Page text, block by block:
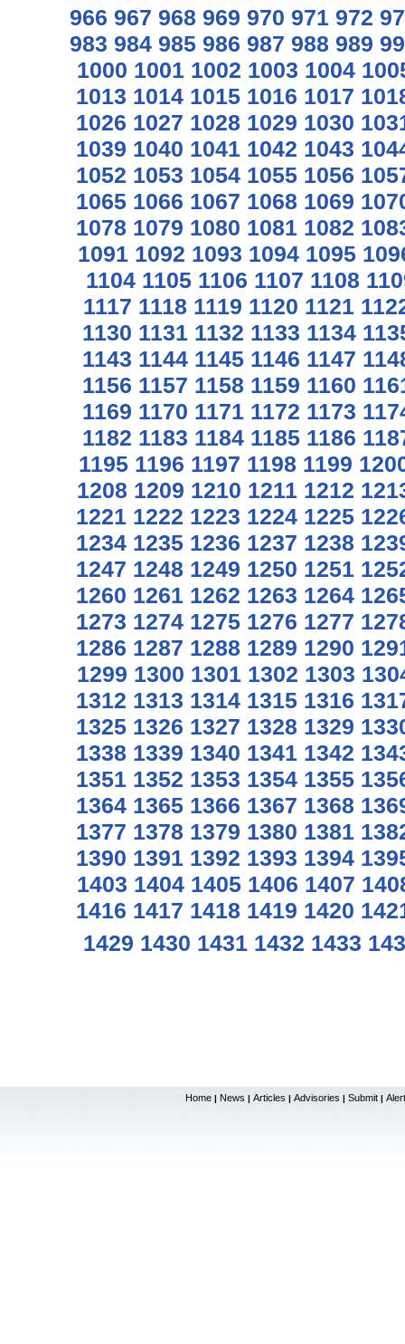
966 967 968 969 970 971 972
983 984 985 986 987 988 989
1000 1001 1002 1003 1004
1013 1014 1015 1016 1017
1026 1027 1028 1029 1030
1039 1040 1041 1042 1043
1052 1053 1054 1055 1056
1065 1066 1067 1068 1069
1078 1079 1080 1081 1082
1091 1092 1093 1094 1095
1104 1105 1106 1107 1108
1117 1118 1119 1120 1121
1130 1131 1132 1133 1134
1143 1144 1145 1146 1147
1156 1157 1158 1159 1160
1169 1170 1171 1172 1173
1182 1183 1184 1185 1186
1195 1196 1197 1198 1199
1208 1209 1210 1211 1212
1221 1222 1223 1224 1225
1234 1235 1236 1237 1238
1247 1248 1249 1250 1251
1260 1261 1262 1263 1264
1273 1274 1275 1276 1277
1286 1287 1288 1289 1290
1299 1300 1301 1302 1303
1312 1313 1314 1315 1316
1325 1326 1327 1328 1329
1338 1339 1340 1341 1342
1351 1352 1353 1354 1355
1364 1365 1366 1367 1368
1377 1378 1379 1380 1381
1390 1391 1392 1393 1394
1403 1404 1405 1406 1407
1416 1417 1418 1419 1420
1429 1430 1431 1432 1433
Home | News | Articles | Advisories | Submit |